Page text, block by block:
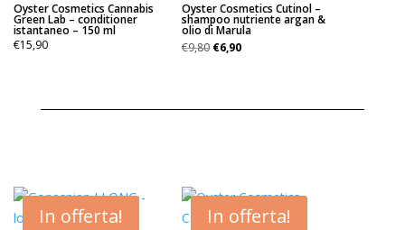
Oyster Cosmetics Cannabis
Green Lab – conditioner
istantaneo – 150 ml
€15,90
Oyster Cosmetics Cutinol –
shampoo nutriente argan &
olio di Marula
€9,80 Il
€6,90Il
In offerta! In offerta!